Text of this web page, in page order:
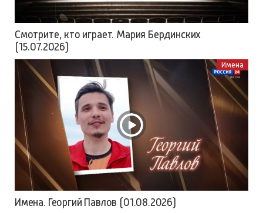
Смотрите, кто играет. Мария Бердинских
(15.07.2026)
Имена
Имена. Георгий Павлов (01.08.2026)